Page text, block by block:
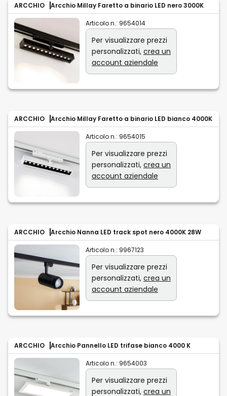
ARCCHIO Arcchio Millay Faretto a binario LED nero 3000K
Articolo n.: 9654014
Per visualizzare prezzi
personalizzati, crea un
account aziendale
ARCCHIO Arcchio Millay Faretto a binario LED bianco 4000K
Articolo n.: 9654015
Per visualizzare prezzi
personalizzati, crea un
account aziendale
ARCCHIO Arcchio Nanna LED track spot nero 4000K 28W
Articolo n.: 9967123
Per visualizzare prezzi
personalizzati, crea un
account aziendale
ARCCHIO Arcchio Pannello LED trifase bianco 4000 K
Articolo n.: 9654003
Per visualizzare prezzi
personalizzati, crea un